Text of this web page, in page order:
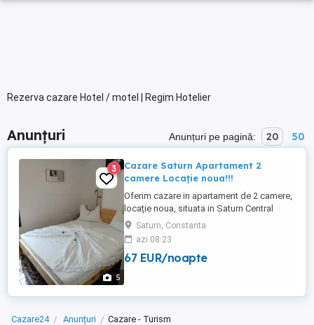
Rezerva cazare Hotel / motel | Regim Hotelier
Anunțuri Anunțuri pe pagină: 20 50
5
3
Cazare Saturn Apartament 2
camere Locație noua!!!
Oferim cazare in apartament de 2 camere,
locație noua, situata in Saturn Central
Residence, langa malul marii, toate
utilitățile. Prețul variază în funcție de
numărul de persoane și perioada
Saturn, Constanta
azi 08:23
67 EUR/noapte
Cazare24 Anunțuri Cazare - Turism